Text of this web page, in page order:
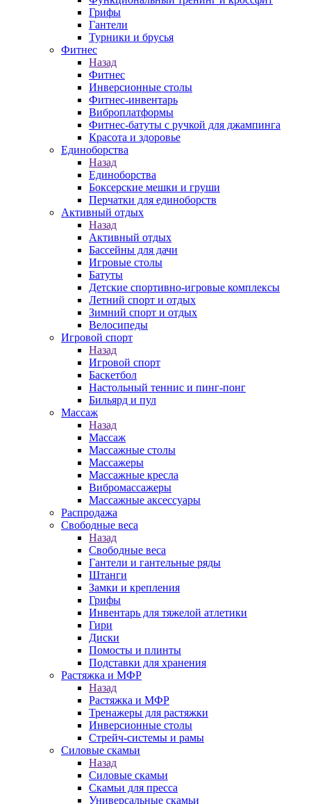
Грифы
Гантели
Турники и брусья
Фитнес
Назад
Фитнес
Инверсионные столы
Фитнес-инвентарь
Виброплатформы
Фитнес-батуты с ручкой для джампинга
Красота и здоровье
Единоборства
Назад
Единоборства
Боксерские мешки и груши
Перчатки для единоборств
Активный отдых
Назад
Активный отдых
Бассейны для дачи
Игровые столы
Батуты
Детские спортивно-игровые комплексы
Летний спорт и отдых
Зимний спорт и отдых
Велосипеды
Игровой спорт
Назад
Игровой спорт
Баскетбол
Настольный теннис и пинг-понг
Бильярд и пул
Массаж
Назад
Массаж
Массажные столы
Массажеры
Массажные кресла
Вибромассажеры
Массажные аксессуары
Распродажа
Свободные веса
Назад
Свободные веса
Гантели и гантельные ряды
Штанги
Замки и крепления
Грифы
Инвентарь для тяжелой атлетики
Гири
Диски
Помосты и плинты
Подставки для хранения
Растяжка и МФР
Назад
Растяжка и МФР
Тренажеры для растяжки
Инверсионные столы
Стрейч-системы и рамы
Силовые скамьи
Назад
Силовые скамьи
Скамьи для пресса
Универсальные скамьи